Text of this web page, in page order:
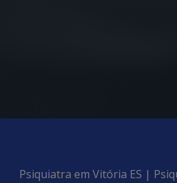
Psiquiatra em Vitória ES |